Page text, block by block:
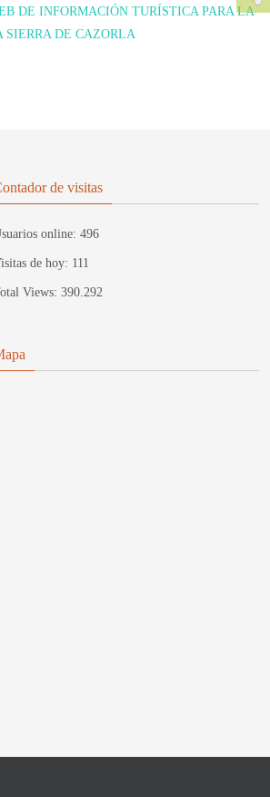
DE INFORMACIÓN TURÍSTICA PARA LA
SIERRA DE CAZORLA
de visitas
online:496
de hoy: 111
Views:390.292